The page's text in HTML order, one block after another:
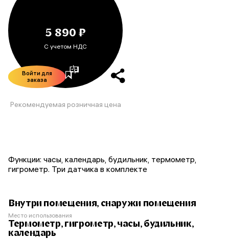
5 890 ₽
С учетом НДС
Войти для
заказа
Рекомендуемая розничная цена
Функции: часы, календарь, будильник, термометр,
гигрометр. Три датчика в комплекте
Внутри помещения, снаружи помещения
Место использования
Термометр, гигрометр, часы, будильник,
календарь